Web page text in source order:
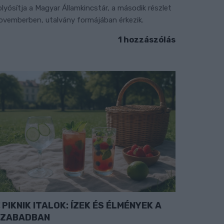
a Magyar Államkincstár, a második részlet
utalvány formájában érkezik.
1 hozzászólás
PIKNIK ITALOK: ÍZEK ÉS ÉLMÉNYEK A